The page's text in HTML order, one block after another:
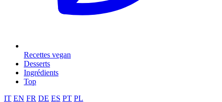
Recettes vegan
Desserts
Ingrédients
Top
IT EN FR DE ES PT PL